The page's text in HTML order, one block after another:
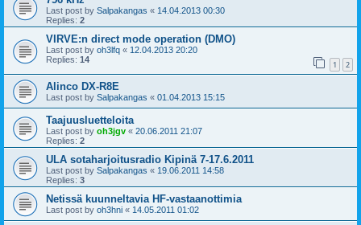
Last post by Salpakangas « 14.04.2013 00:30
Replies: 2
VIRVE:n direct mode operation (DMO)
Last post by oh3lfq « 12.04.2013 20:20
Replies: 14 1 2
Alinco DX-R8E
Last post by Salpakangas « 01.04.2013 15:15
Taajuusluetteloita
Last post by oh3jgv « 20.06.2011 21:07
Replies: 2
ULA sotaharjoitusradio Kipinä 7-17.6.2011
Last post by Salpakangas « 19.06.2011 14:58
Replies: 3
Netissä kuunneltavia HF-vastaanottimia
Last post by oh3hni « 14.05.2011 01:02